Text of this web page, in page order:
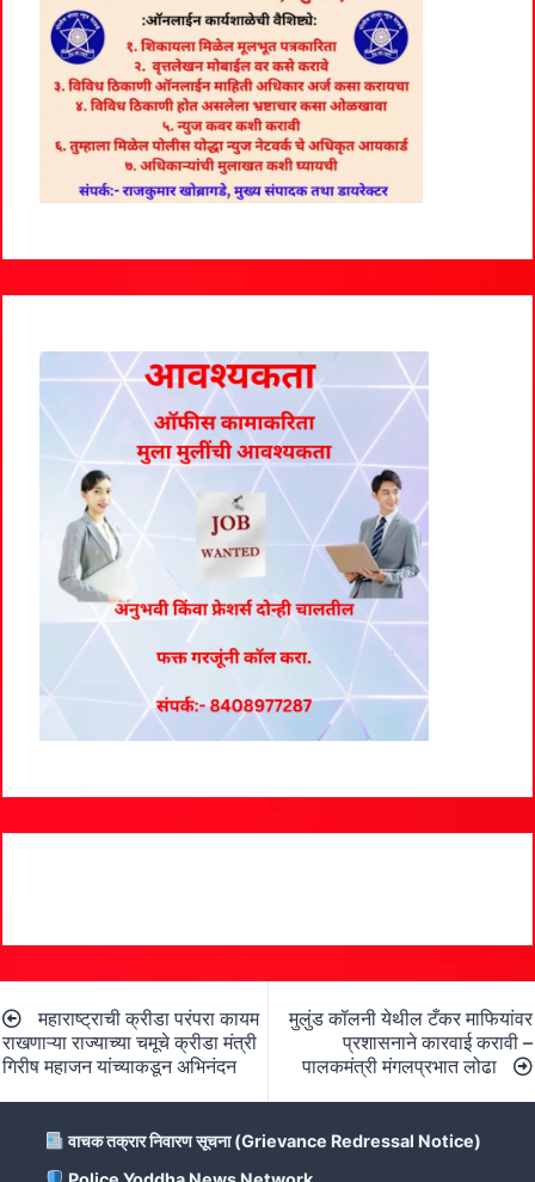
navigation
महाराष्ट्राची क्रीडा परंपरा कायम
राखणाऱ्या राज्याच्या चमूचे क्रीडा मंत्री
गिरीष महाजन यांच्याकडून अभिनंदन
मुलुंड कॉलनी येथील टँकर माफियांवर
प्रशासनाने कारवाई करावी –
पालकमंत्री मंगलप्रभात लोढा
वाचक तक्रार निवारण सूचना (Grievance Redressal Notice)